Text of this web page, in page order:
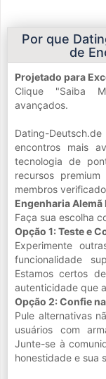
Por que
de
Projetado para
Clique "Saiba
avançados.
Dating-
encontros mais
tecnologia de
recursos
membros
Engenharia
Faça sua escolha
Opção 1: Teste e
Experimente
funcionalidade
Estamos certos
autenticidade que
Opção 2: Confie
Pule alternativas
usuários com
Junte-se à
honestidade e sua